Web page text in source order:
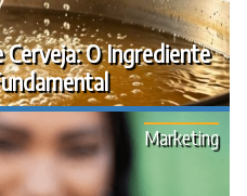
O Ingrediente
Marketing